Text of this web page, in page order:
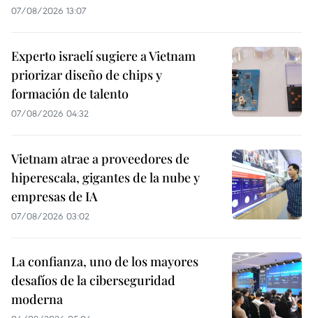
07/08/2026 13:07
Experto israelí sugiere a Vietnam
priorizar diseño de chips y
formación de talento
07/08/2026 04:32
Vietnam atrae a proveedores de
hiperescala, gigantes de la nube y
empresas de IA
07/08/2026 03:02
La confianza, uno de los mayores
desafíos de la ciberseguridad
moderna